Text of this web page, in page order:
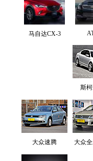
马自达CX-3
斯
大众速腾 大众